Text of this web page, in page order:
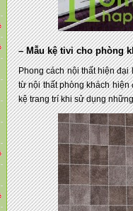
– Mẫu kệ tivi cho phòng
Phong cách nội thất hiện
từ nội thất phòng khách
kệ trang trí khi sử dụng